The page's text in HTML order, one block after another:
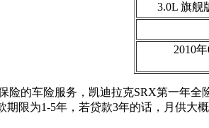
3.0L 旗舰
2010
险的车险服务，凯迪拉克SRX第一年
期限为1-5年，若贷款3年的话，月供大概